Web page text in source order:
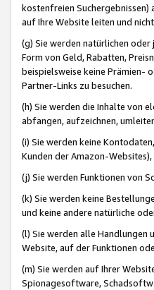
kostenfreien Suchergebnissen)
auf Ihre Website leiten und
(g) Sie werden natürlichen
Form von Geld, Rabatten,
beispielsweise keine Prämien-
Partner-Links zu besuchen.
(h) Sie werden die Inhalte von
abfangen, aufzeichnen,
(i) Sie werden keine
Kunden der Amazon-
(j) Sie werden Funktionen von
(k) Sie werden keine
und keine andere natürliche
(l) Sie werden alle Handlungen
Website, auf der Funktionen
(m) Sie werden auf Ihrer
Spionagesoftware,